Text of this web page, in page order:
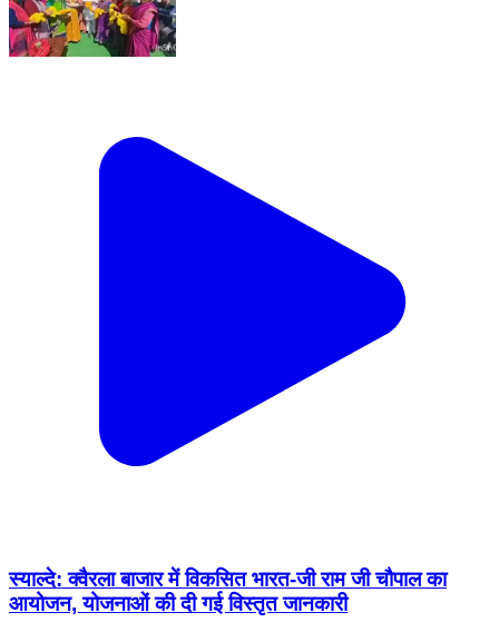
स्याल्दे: क्वैरला बाजार में विकसित भारत-जी राम जी चौपाल का
आयोजन, योजनाओं की दी गई विस्तृत जानकारी